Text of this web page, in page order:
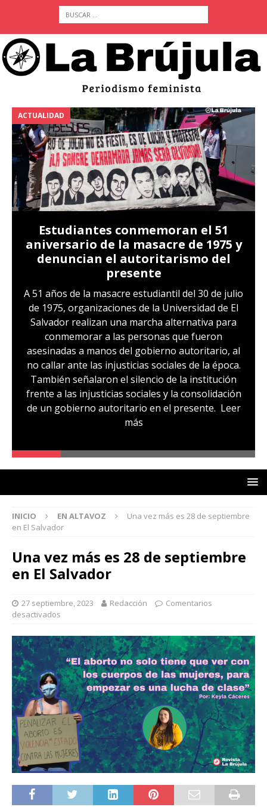
ACTUALIDAD
Estudiantes conmemoran el 51
aniversario de la masacre de 1975 y
denuncian el autoritarismo del
presente
A 51 años de la masacre estudiantil del 30 de julio
de 1975, organizaciones de la Universidad de El
Salvador realizan una marcha alternativa para
conmemorar a las personas que fueron
asesinadas a manos del gobierno autoritario, al
no callar ante las injusticias sociales de la época.
También señalaron el silencio de la institución
frente a las injusticias sociales y la consolidación
de un gobierno autoritario en el presente. Leer
más
INICIO EN ALTAVOZ
Una vez más es 28 de septiembre
en El Salvador
Una vez más es 28 de septiembre
en El Salvador
27 septiembre, 2023 Redacción
Comentarios
desactivados